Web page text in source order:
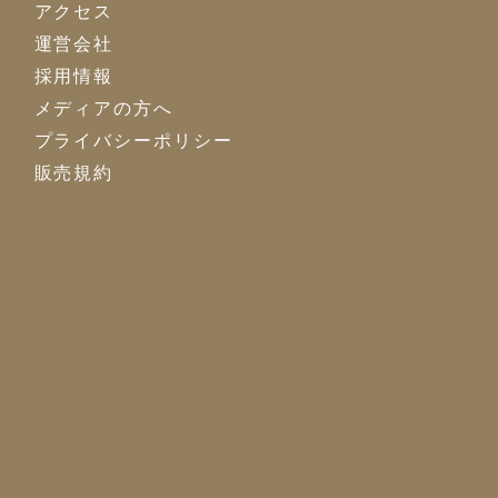
アクセス
運営会社
採用情報
メディアの方へ
プライバシーポリシー
販売規約